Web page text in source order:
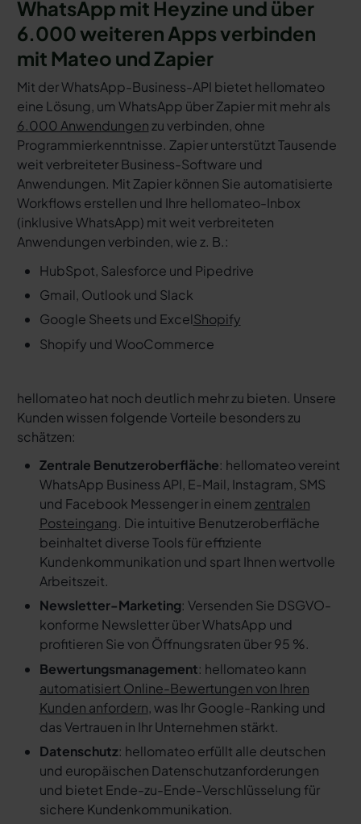
WhatsApp mit Heyzine und über
6.000 weiteren Apps verbinden
mit Mateo und Zapier
Mit der WhatsApp-Business-API bietet hellomateo
eine Lösung, um WhatsApp über Zapier mit mehr als
6.000 Anwendungenzu verbinden, ohne
Programmierkenntnisse. Zapier unterstützt Tausende
weit verbreiteter Business-Software und
Anwendungen. Mit Zapier können Sie automatisierte
Workflows erstellen und Ihre hellomateo-Inbox
(inklusive WhatsApp) mit weit verbreiteten
Anwendungen verbinden, wie z. B.:
HubSpot, Salesforce und Pipedrive
Gmail, Outlook und Slack
Google Sheets und ExcelShopify
Shopify und WooCommerce
hellomateo hat noch deutlich mehr zu bieten. Unsere
Kunden wissen folgende Vorteile besonders zu
schätzen:
Zentrale Benutzeroberfläche: hellomateo vereint
WhatsApp Business API, E-Mail, Instagram, SMS
und Facebook Messenger in einem zentralen
Posteingang. Die intuitive Benutzeroberfläche
beinhaltet diverse Tools für effiziente
Kundenkommunikation und spart Ihnen wertvolle
Arbeitszeit.
Newsletter-Marketing: Versenden Sie DSGVO-
konforme Newsletter über WhatsApp und
profitieren Sie von Öffnungsraten über 95 %.
Bewertungsmanagement: hellomateo kann
automatisiert Online-Bewertungen von Ihren
Kunden anfordern, was Ihr Google-Ranking und
das Vertrauen in Ihr Unternehmen stärkt.
Datenschutz: hellomateo erfüllt alle deutschen
und europäischen Datenschutzanforderungen
und bietet Ende-zu-Ende-Verschlüsselung für
sichere Kundenkommunikation.